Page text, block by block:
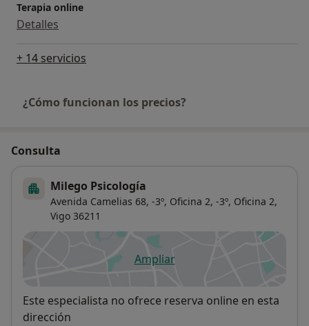
Terapia online
Detalles
+ 14 servicios
¿Cómo funcionan los precios?
Consulta
Milego Psicología
Avenida Camelias 68, -3º, Oficina 2, -3º, Oficina 2,
Vigo 36211
Ampliarse abre en una nueva
Disponibilidad
Este especialista no ofrece reserva online en esta
dirección